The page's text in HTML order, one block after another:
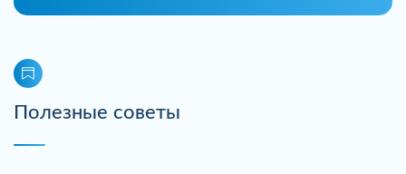
Полезные советы